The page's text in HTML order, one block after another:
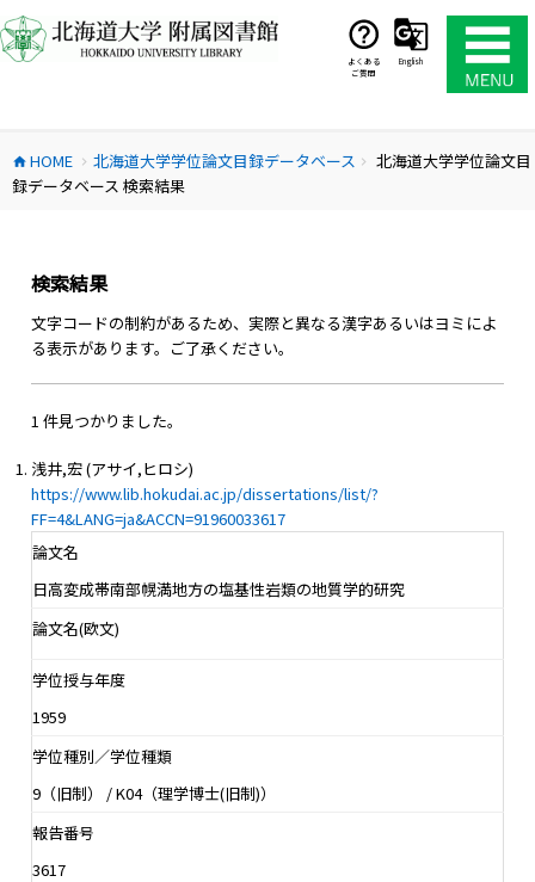
ン
テ
ス
キ
よくある
ご質問
English
home HOME chevron_right 北海道大学学位論文目録データベース chevron_right
北海道大学学位論文目
録データベース 検索結果
検索結果
文字コードの制約があるため、実際と異なる漢字あるいはヨミによ
る表示があります。ご了承ください。
1 件見つかりました。
浅井,宏 (アサイ,ヒロシ)
https://www.lib.hokudai.ac.jp/dissertations/list/?
FF=4&LANG=ja&ACCN=91960033617
論文名
日高変成帯南部幌満地方の塩基性岩類の地質学的研究
論文名(欧文)
学位授与年度
1959
学位種別／学位種類
9（旧制） / K04（理学博士(旧制)）
報告番号
3617